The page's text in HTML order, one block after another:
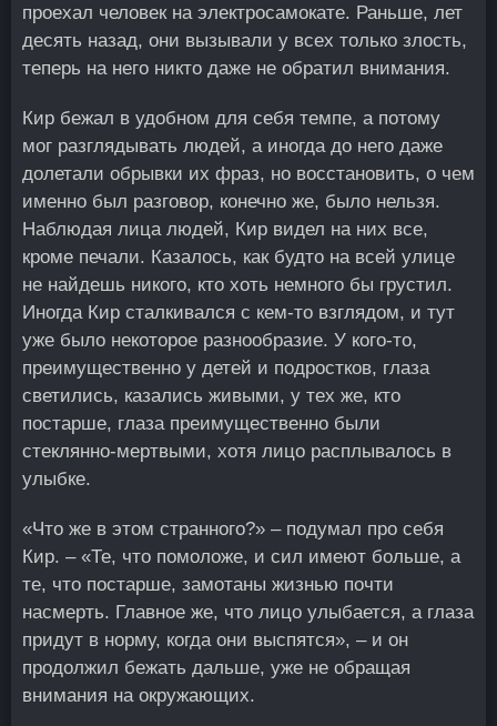
проехал человек на электросамокате. Раньше, лет
десять назад, они вызывали у всех только злость,
теперь на него никто даже не обратил внимания.
Кир бежал в удобном для себя темпе, а потому
мог разглядывать людей, а иногда до него даже
долетали обрывки их фраз, но восстановить, о чем
именно был разговор, конечно же, было нельзя.
Наблюдая лица людей, Кир видел на них все,
кроме печали. Казалось, как будто на всей улице
не найдешь никого, кто хоть немного бы грустил.
Иногда Кир сталкивался с кем-то взглядом, и тут
уже было некоторое разнообразие. У кого-то,
преимущественно у детей и подростков, глаза
светились, казались живыми, у тех же, кто
постарше, глаза преимущественно были
стеклянно-мертвыми, хотя лицо расплывалось в
улыбке.
«Что же в этом странного?» – подумал про себя
Кир. – «Те, что помоложе, и сил имеют больше, а
те, что постарше, замотаны жизнью почти
насмерть. Главное же, что лицо улыбается, а глаза
придут в норму, когда они выспятся», – и он
продолжил бежать дальше, уже не обращая
внимания на окружающих.